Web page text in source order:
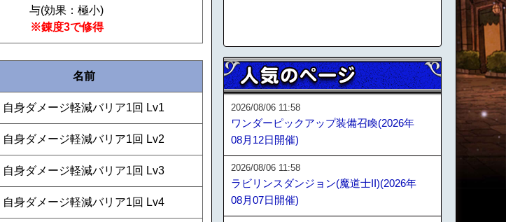
与(効果：極小)
※錬度3で修得
名前
自身ダメージ軽減バリア1回 Lv1
自身ダメージ軽減バリア1回 Lv2
自身ダメージ軽減バリア1回 Lv3
自身ダメージ軽減バリア1回 Lv4
2026/08/06 11:58
ワンダーピックアップ装備召喚(2026年
08月12日開催)
2026/08/06 11:58
ラビリンスダンジョン(魔道士II)(2026年
08月07日開催)